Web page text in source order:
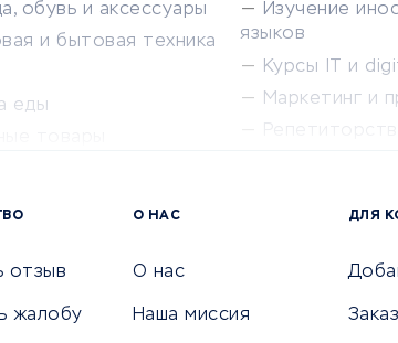
обувь и аксессуары
и бытовая техника
еды
Изучение
языков
Курсы IT и
Маркетинг и
Сетевой
отзыв
жалобу
О НАС
О нас
Наша миссия
ДЛЯ